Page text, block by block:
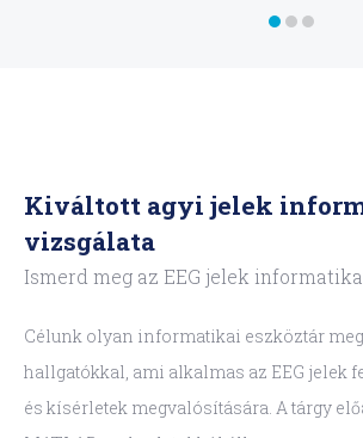
Kiváltott agyi jelek
vizsgálata
Ismerd meg az EEG jelek
Célunk olyan informatikai eszköztár
hallgatókkal, ami alkalmas az EEG jelek
és kísérletek megvalósítására. A tárgy